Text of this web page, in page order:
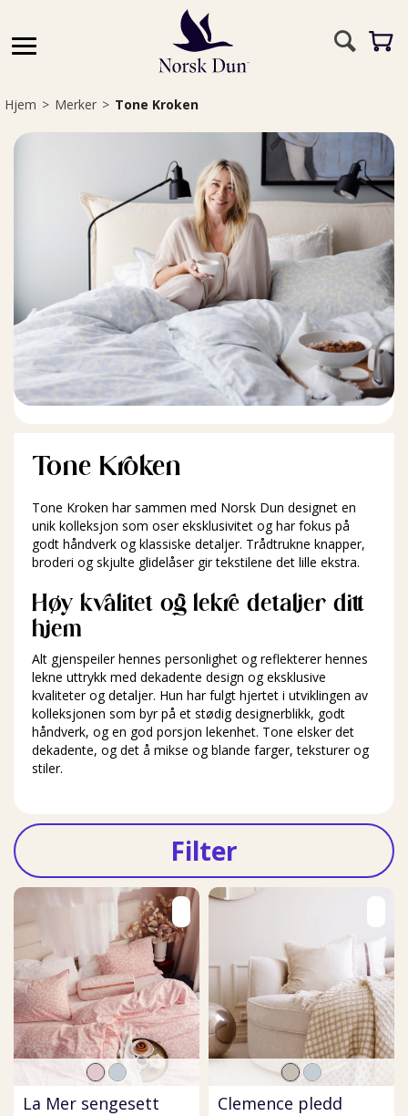
Hjem>Merker>Tone Kroken
Tone Kroken
Tone Kroken har sammen med Norsk Dun designet en
unik kolleksjon som oser eksklusivitet og har fokus på
godt håndverk og klassiske detaljer. Trådtrukne knapper,
broderi og skjulte glidelåser gir tekstilene det lille ekstra.
Høy kvalitet og lekre detaljer ditt
hjem
Alt gjenspeiler hennes personlighet og reflekterer hennes
lekne uttrykk med dekadente design og eksklusive
kvaliteter og detaljer. Hun har fulgt hjertet i utviklingen av
kolleksjonen som byr på et stødig designerblikk, godt
håndverk, og en god porsjon lekenhet. Tone elsker det
dekadente, og det å mikse og blande farger, teksturer og
stiler.
Filter
La Mer sengesett Clemence pledd